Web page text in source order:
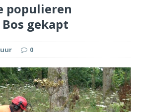
populieren
gekapt
0